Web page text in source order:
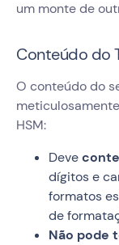
um monte de
Conteúdo do
O conteúdo do
HSM:
Deve
dígitos e
formatos
de
Não pode